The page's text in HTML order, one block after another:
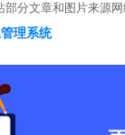
分文章和图片来源
理系统